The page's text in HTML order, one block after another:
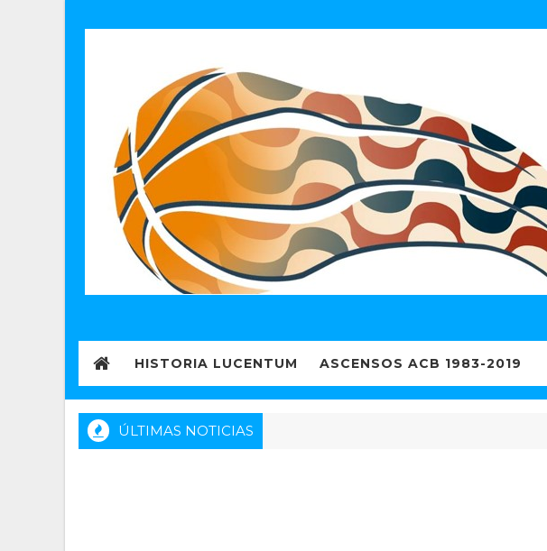
HISTORIA LUCENTUM ASCENSOS ACB 1983-2019
ÚLTIMAS NOTICIAS